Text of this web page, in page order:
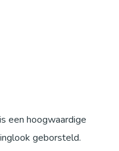
een hoogwaardige
geborsteld.